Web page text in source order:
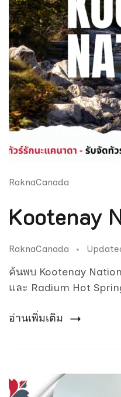
RaknaCanada
Kootenay
RaknaCanada
ค้นพบ Kootenay
และ Radium Hot
อ่านเพิ่มเติม